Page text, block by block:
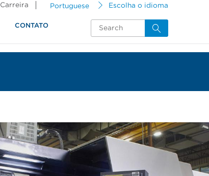
Portuguese Escolha o idioma
Carreira
CONTATO